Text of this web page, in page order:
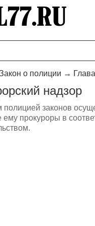
о полиции →
надзор
полицией законов
прокуроры в